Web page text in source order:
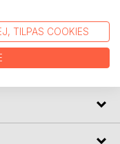
en historie om
i øjnene og finde
TILPAS COOKIES